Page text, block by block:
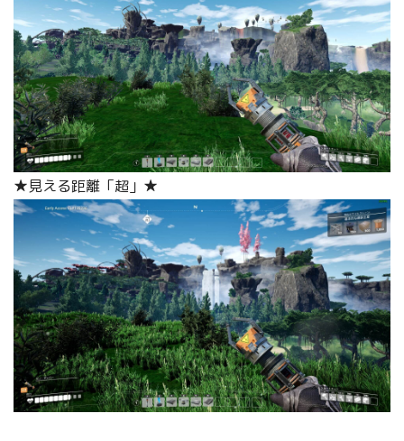
★見える距離「超」★